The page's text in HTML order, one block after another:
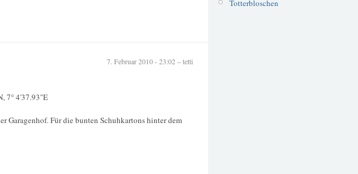
7. Februar 2010 - 23:02 – tetti
7° 4'37.93"E
Garagenhof. Für die bunten Schuhkartons hinter dem
Totterbloschen